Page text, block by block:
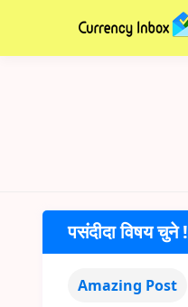
पसंदीदा विषय चुने !
Amazing Post